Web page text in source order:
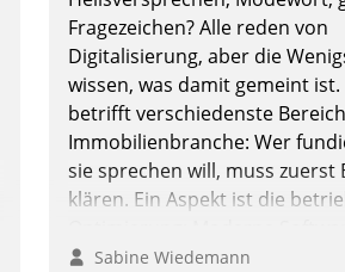
Fragezeichen? Alle reden von
Digitalisierung, aber die
wissen, was damit gemeint
betrifft verschiedenste
Immobilienbranche: Wer
sie sprechen will, muss zuerst
klären. Ein Aspekt ist die
ermöglichen große
Sabine Wiedemann